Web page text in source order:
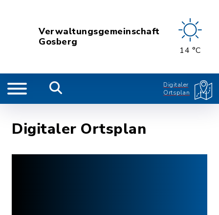
Verwaltungsgemeinschaft
Gosberg
14 °C
Digitaler
Ortsplan
Digitaler Ortsplan